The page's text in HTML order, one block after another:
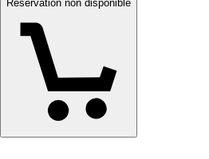
Réservation non disponible